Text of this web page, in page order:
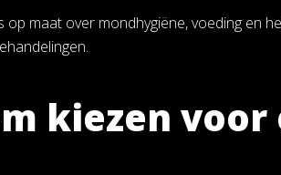
op maat over mondhygiëne, voeding en
kiezen